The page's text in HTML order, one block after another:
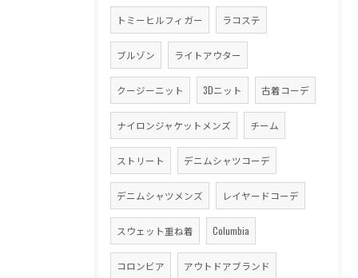
トミーヒルフィガー ラコステ
ブルゾン ライトアウター
クージーニット 3Dニット 古着コーデ
ナイロンジャケットメンズ チーム
ストリート デニムシャツコーデ
デニムシャツメンズ レイヤードコーデ
スウェット重ね着 Columbia
コロンビア アウトドアブランド